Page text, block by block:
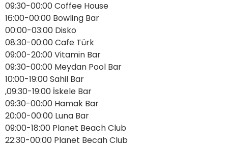
09:30-00:00 Coffee House
16:00-00:00 Bowling Bar
00:00-03:00 Disko
08:30-00:00 Cafe Türk
09:00-20:00 Vitamin Bar
09:30-00:00 Meydan Pool Bar
10:00-19:00 Sahil Bar
,09:30-19:00 İskele Bar
09:30-00:00 Hamak Bar
20:00-00:00 Luna Bar
09:00-18:00 Planet Beach Club
22:30-00:00 Planet Becah Club